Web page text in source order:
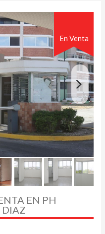
En Venta
EN PH
DIAZ